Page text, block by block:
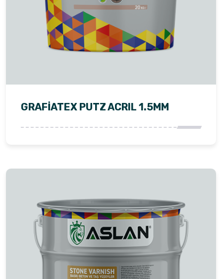
GRAFİATEX PUTZ ACRIL 1.5MM